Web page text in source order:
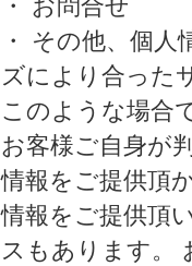
・ お問合せ
・ その他、個
ズにより合った
このような場合
お客様ご自身が
情報をご提供頂
情報をご提供頂
スもあります。